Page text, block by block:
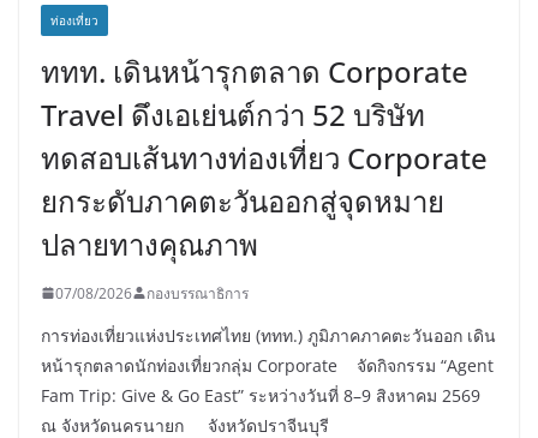
ท่องเที่ยว
ททท. เดินหน้ารุกตลาด Corporate
Travel ดึงเอเย่นต์กว่า 52 บริษัท
ทดสอบเส้นทางท่องเที่ยว Corporate
ยกระดับภาคตะวันออกสู่จุดหมาย
ปลายทางคุณภาพ
07/08/2026 กองบรรณาธิการ
การท่องเที่ยวแห่งประเทศไทย (ททท.) ภูมิภาคภาคตะวันออก เดิน
หน้ารุกตลาดนักท่องเที่ยวกลุ่ม Corporate จัดกิจกรรม “Agent
Fam Trip: Give & Go East” ระหว่างวันที่ 8–9 สิงหาคม 2569
ณ จังหวัดนครนายก จังหวัดปราจีนบุรี